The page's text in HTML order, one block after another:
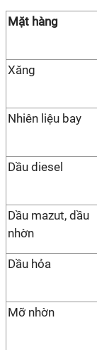
Mặt hàng
Xăng
Nhiên liệu bay
Dầu diesel
Dầu mazut, dầu
nhờn
Dầu hỏa
Mỡ nhờn